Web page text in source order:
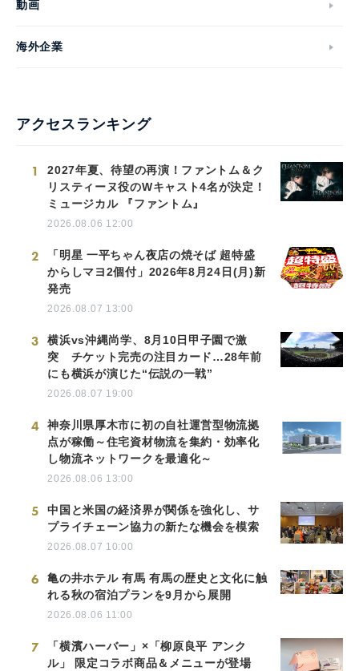
動画
海外企業
アクセスランキング
1
2027年夏、待望の再演！ファントム＆ク
リスティーヌ役のWキャスト4名が決定！
ミュージカル 『ファントム』
2026.08.06 12:00
2
「明星 一平ちゃん夜店の焼そば 超特盛
からしマヨ2個付」2026年8月24日(月)新
発売
2026.08.07 13:00
3
横浜vs沖縄尚学、8月10日甲子園で激
突 チケット完売の注目カード…28年前
にも横浜が演じた“伝説の一戦”
2026.08.07 19:00
4
神奈川県厚木市に初の自社運営型物流拠
点が稼働～住宅資材物流を集約・効率化
し物流ネットワークを最適化～
2026.08.06 13:00
5
中国と米国の経済界が関係を強化し、サ
プライチェーン協力の新たな機会を模索
2026.08.07 10:00
6
亀の井ホテル 有馬 有馬の歴史と文化に触
れる秋の宿泊プランを9月から展開
2026.08.06 11:00
7
「横濱ハーバー」×「柳原良平 アンク
ル」 限定コラボ商品＆メニューが登場